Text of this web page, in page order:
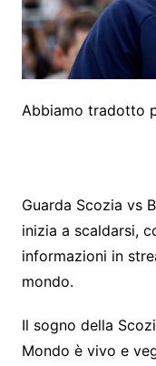
Abbiamo tradotto
Guarda Scozia vs
inizia a scaldarsi,
informazioni in
mondo.
Il sogno della
Mondo è vivo e